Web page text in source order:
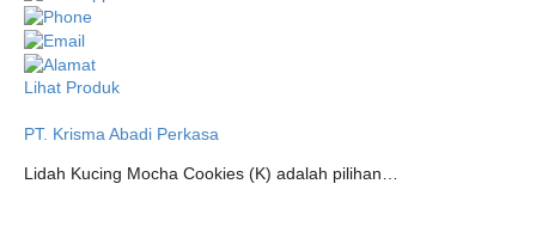
Lihat Produk
PT. Krisma Abadi Perkasa
Lidah Kucing Mocha Cookies (K) adalah pilihan…